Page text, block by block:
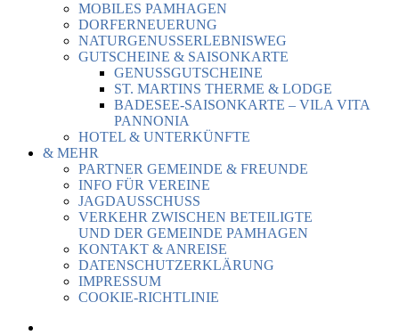
MOBILES PAMHAGEN
DORFERNEUERUNG
NATURGENUSSERLEBNISWEG
GUTSCHEINE & SAISONKARTE
GENUSSGUTSCHEINE
ST. MARTINS THERME & LODGE
BADESEE-SAISONKARTE – VILA VITA
PANNONIA
HOTEL & UNTERKÜNFTE
& MEHR
PARTNER GEMEINDE & FREUNDE
INFO FÜR VEREINE
JAGDAUSSCHUSS
VERKEHR ZWISCHEN BETEILIGTE
UND DER GEMEINDE PAMHAGEN
KONTAKT & ANREISE
DATENSCHUTZERKLÄRUNG
IMPRESSUM
COOKIE-RICHTLINIE